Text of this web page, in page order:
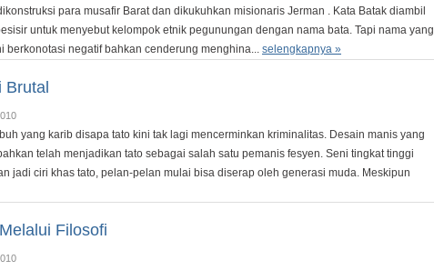
para musafir Barat dan dikukuhkan misionaris Jerman . Kata Batak diambil
untuk menyebut kelompok etnik pegunungan dengan nama bata. Tapi nama yang
berkonotasi negatif bahkan cenderung menghina... selengkapnya »
Brutal
yang karib disapa tato kini tak lagi mencerminkan kriminalitas. Desain manis yang
telah menjadikan tato sebagai salah satu pemanis fesyen. Seni tingkat tinggi
jadi ciri khas tato, pelan-pelan mulai bisa diserap oleh generasi muda. Meskipun
Filosofi